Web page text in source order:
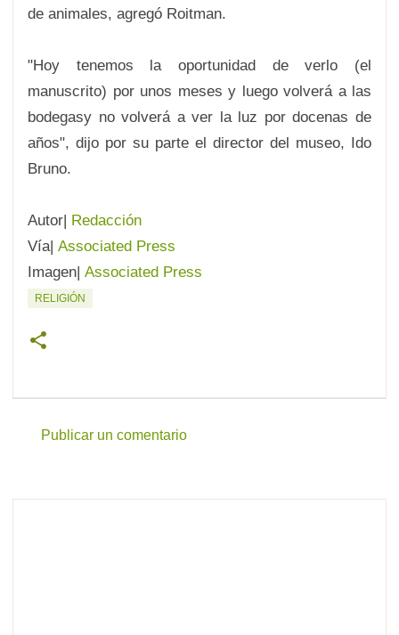
de animales, agregó Roitman.
"Hoy tenemos la oportunidad de verlo (el
manuscrito) por unos meses y luego volverá a las
bodegasy no volverá a ver la luz por docenas de
años", dijo por su parte el director del museo, Ido
Bruno.
Autor| Redacción
Vía| Associated Press
Imagen| Associated Press
RELIGIÓN
Publicar un comentario